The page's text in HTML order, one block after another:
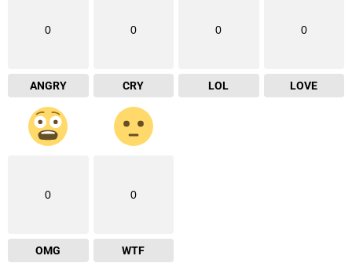
0
ANGRY
0
CRY
0
LOL
0
LOVE
0
OMG
0
WTF